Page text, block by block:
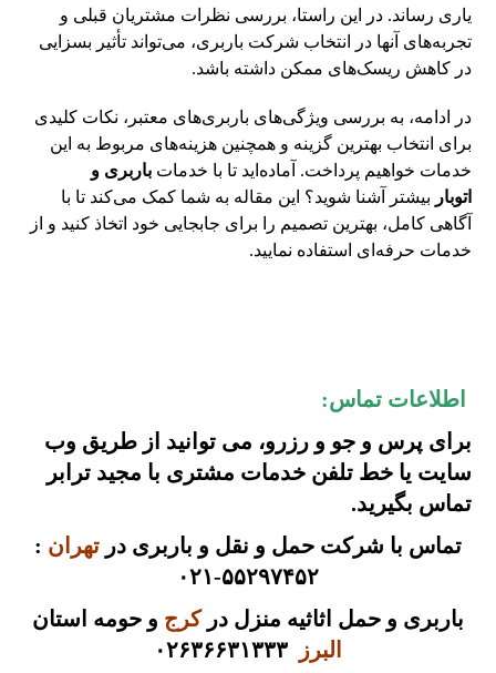
یاری رساند. در این راستا، بررسی نظرات مشتریان قبلی و
تجربه‌های آنها در انتخاب شرکت باربری، می‌تواند تأثیر بسزایی
در کاهش ریسک‌های ممکن داشته باشد.
در ادامه، به بررسی ویژگی‌های باربری‌های معتبر، نکات کلیدی
برای انتخاب بهترین گزینه و همچنین هزینه‌های مربوط به این
خدمات خواهیم پرداخت. آماده‌اید تا با خدماتباربری و
اتوبار بیشتر آشنا شوید؟ این مقاله به شما کمک می‌کند تا با
آگاهی کامل، بهترین تصمیم را برای جابجایی خود اتخاذ کنید و از
خدمات حرفه‌ای استفاده نمایید.
اطلاعات تماس:
برای پرس و جو و رزرو، می توانید از طریق وب
سایت یاخط تلفن خدمات مشتری با مجید ترابر
تماس بگیرید.
تماس با شرکت حمل و نقل و باربری در تهران :
۵۵۲۹۷۴۵۲-۰۲۱
باربری و حمل اثاثیه منزل درکرج و حومه استان
البرز
۰۲۶۳۶۶۳۱۳۳۳